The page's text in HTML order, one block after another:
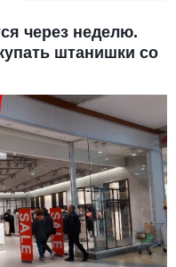
через неделю.
штанишки со